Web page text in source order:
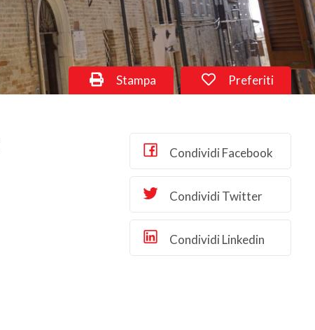
Preferiti
Stampa
Condividi Facebook
Condividi Twitter
Condividi Linkedin